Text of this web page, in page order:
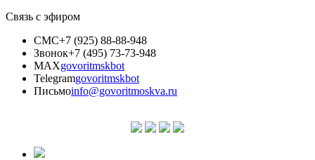
Связь с эфиром
СМС+7 (925) 88-88-948
Звонок+7 (495) 73-73-948
MAXgovoritmskbot
Telegramgovoritmskbot
Письмоinfo@govoritmoskva.ru